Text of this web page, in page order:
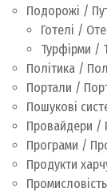
Подорожі /
Готелі /
Турфірми /
Політика /
Портали /
Пошукові
Провайдери /
Програми /
Продукти